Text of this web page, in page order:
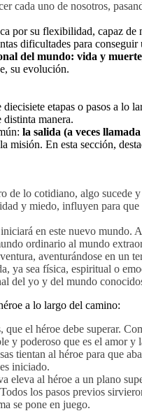
cada uno de nosotros,
por su flexibilidad, capaz
dificultades para
del mundo: vida y
su evolución.
etapas o pasos a lo
distinta manera.
la salida (a veces
misión. En esta sección,
de lo cotidiano, algo sucede
y miedo, influyen para
en este nuevo mundo.
ordinario al mundo
aventurándose en un
ya sea física, espiritual o
del yo y del mundo
a lo largo del camino:
que el héroe debe superar.
y poderoso que es el amor
tientan al héroe para que
iniciado.
eleva al héroe a un plano
los pasos previos
se pone en juego.